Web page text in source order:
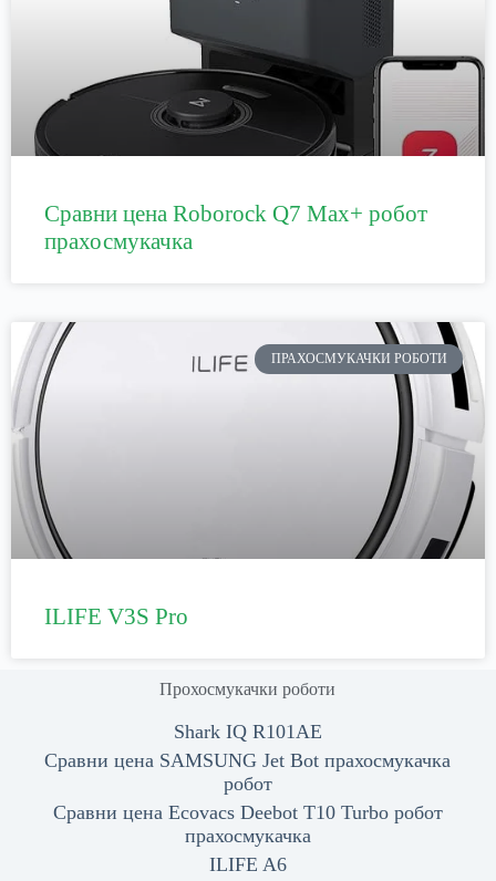
Сравни цена Roborock Q7 Max+ робот
прахосмукачка
ПРАХОСМУКАЧКИ РОБОТИ
ILIFE V3S Pro
Прохосмукачки роботи
Shark IQ R101AE
Сравни цена SAMSUNG Jet Bot прахосмукачка
робот
Сравни цена Ecovacs Deebot T10 Turbo робот
прахосмукачка
ILIFE A6